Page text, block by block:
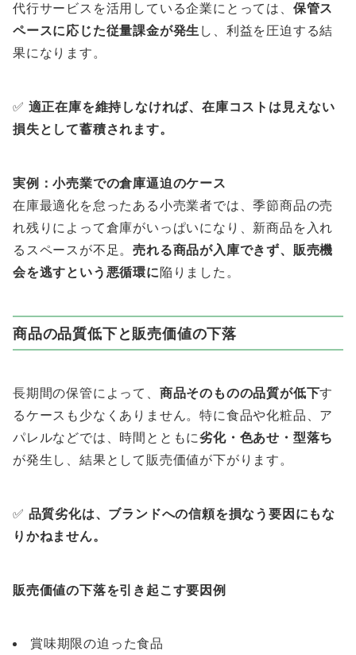
代行サービスを活用している企業にとっては、 保管ス
ペースに応じた従量課金が発生 し、利益を圧迫する結
果になります。
✅ 適正在庫を維持しなければ、在庫コストは見えない
損失として蓄積されます。
実例：小売業での倉庫逼迫のケース
在庫最適化を怠ったある小売業者では、季節商品の売
れ残りによって倉庫がいっぱいになり、新商品を入れ
るスペースが不足。売れる商品が入庫できず、販売機
会を逃すという悪循環に 陥りました。
商品の品質低下と販売価値の下落
長期間の保管によって、 商品そのものの品質が低下す
るケースも少なくありません。特に食品や化粧品、ア
パレルなどでは、時間とともに劣化・色あせ・型落ち
が発生し、結果として販売価値が下がります。
✅ 品質劣化は、ブランドへの信頼を損なう要因にもな
りかねません。
販売価値の下落を引き起こす要因例
賞味期限の迫った食品